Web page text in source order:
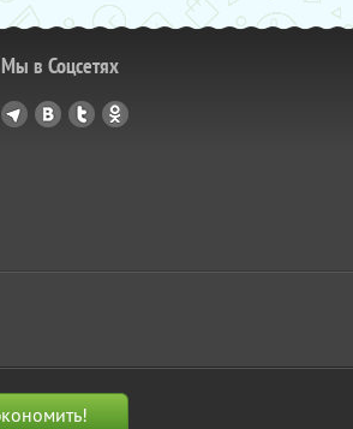
Мы в Соцсетях